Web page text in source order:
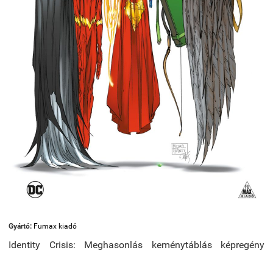
Gyártó: Fumax kiadó
Identity Crisis: Meghasonlás keménytáblás képregény